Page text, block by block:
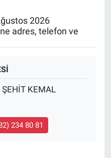
2026
adres, telefon ve
KEMAL
234 80 81